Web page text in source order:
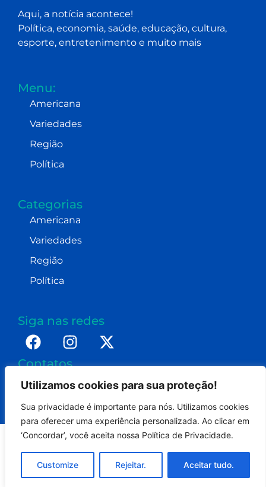
Utilizamos cookies para sua proteção!
Sua privacidade é importante para nós. Utilizamos cookies
para oferecer uma experiência personalizada. Ao clicar em
‘Concordar’, você aceita nossa Política de Privacidade.
Customize Rejeitar. Aceitar tudo.
Aqui, a notícia acontece!
Política, economia, saúde, educação, cultura,
esporte, entretenimento e muito mais
Menu:
Americana
Variedades
Região
Política
Categorias
Americana
Variedades
Região
Política
Siga nas redes
Contatos
+55 (19) 98232-0255
Termos de usoPolitica de privacidade